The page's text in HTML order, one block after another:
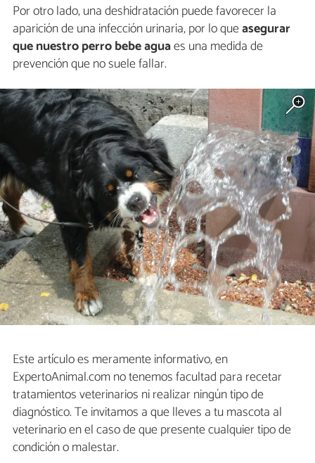
Por otro lado, una deshidratación puede favorecer la
aparición de una infección urinaria, por lo queasegurar
que nuestro perro bebe aguaes una medida de
prevención que no suele fallar.
Este artículo es meramente informativo, en
ExpertoAnimal.com no tenemos facultad para recetar
tratamientos veterinarios ni realizar ningún tipo de
diagnóstico. Te invitamos a que lleves a tu mascota al
veterinario en el caso de que presente cualquier tipo de
condición o malestar.